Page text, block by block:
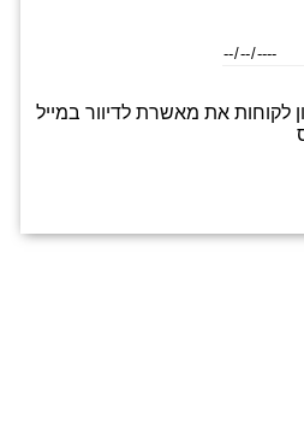
לקוחות את מאשרת לדיוור במייל